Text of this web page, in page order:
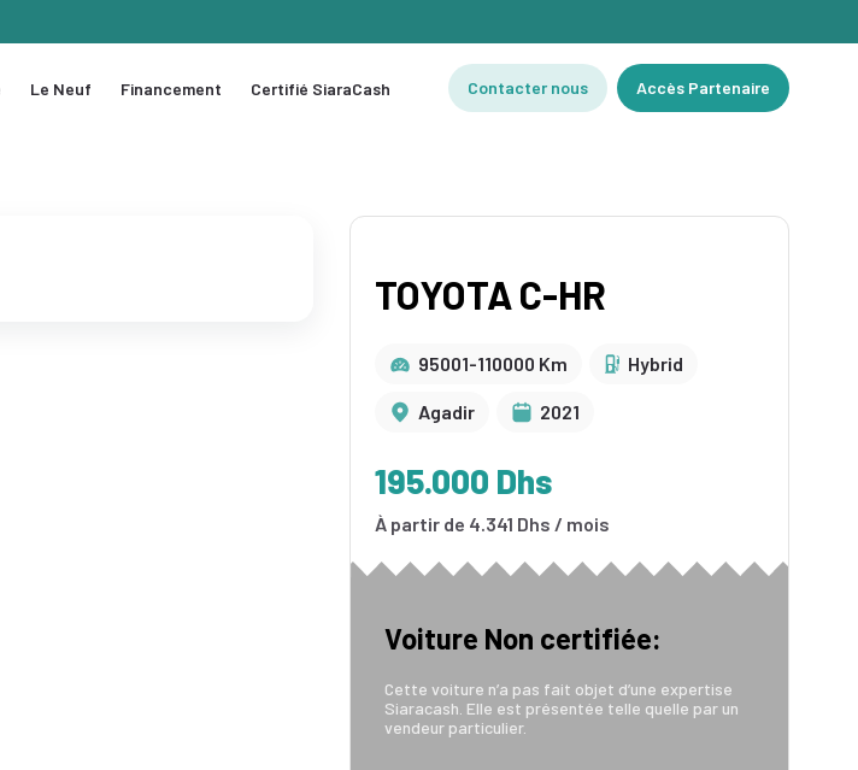
Le Neuf Financement Certifié SiaraCash Contacter nous Accès Partenaire
TOYOTA C-HR
95001-110000 Km Hybrid
Agadir 2021
195.000 Dhs
À partir de 4.341 Dhs / mois
Voiture Non certifiée:
Cette voiture n’a pas fait objet d’une expertise
Siaracash. Elle est présentée telle quelle par un
vendeur particulier.